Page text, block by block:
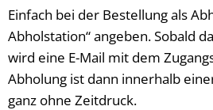
Einfach bei der Bestellung als
Abholstation“ angeben. Sobald
wird eine E-Mail mit dem
Abholung ist dann innerhalb
ganz ohne Zeitdruck.